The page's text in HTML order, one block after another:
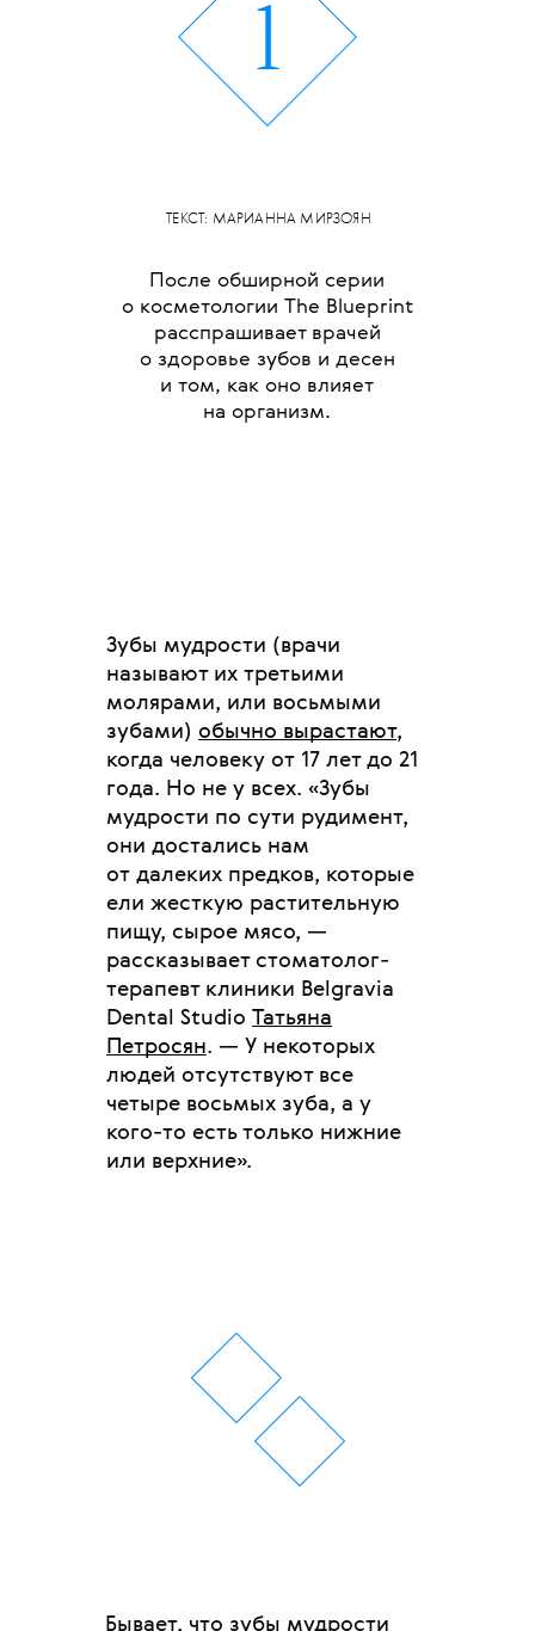
1
ТЕКСТ: МАРИАННА МИРЗОЯН
После обширной серии
о косметологии The Blueprint
расспрашивает врачей
о здоровье зубов и десен
и том, как оно влияет
на организм.
Зубы мудрости (врачи
называют их третьими
молярами, или восьмыми
зубами) обычно вырастают,
когда человеку от 17 лет до 21
года. Но не у всех. «Зубы
мудрости по сути рудимент,
они достались нам
от далеких предков, которые
ели жесткую растительную
пищу, сырое мясо, —
рассказывает стоматолог-
терапевт клиники Belgravia
Dental Studio Татьяна
Петросян. — У некоторых
людей отсутствуют все
четыре восьмых зуба, а у
кого-то есть только нижние
или верхние».
Бывает, что зубы мудрости